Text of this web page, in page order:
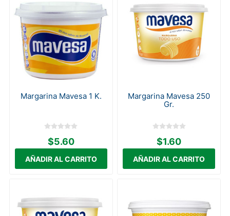
Margarina Mavesa 1 K.
$5.60
Margarina Mavesa 250
Gr.
$1.60